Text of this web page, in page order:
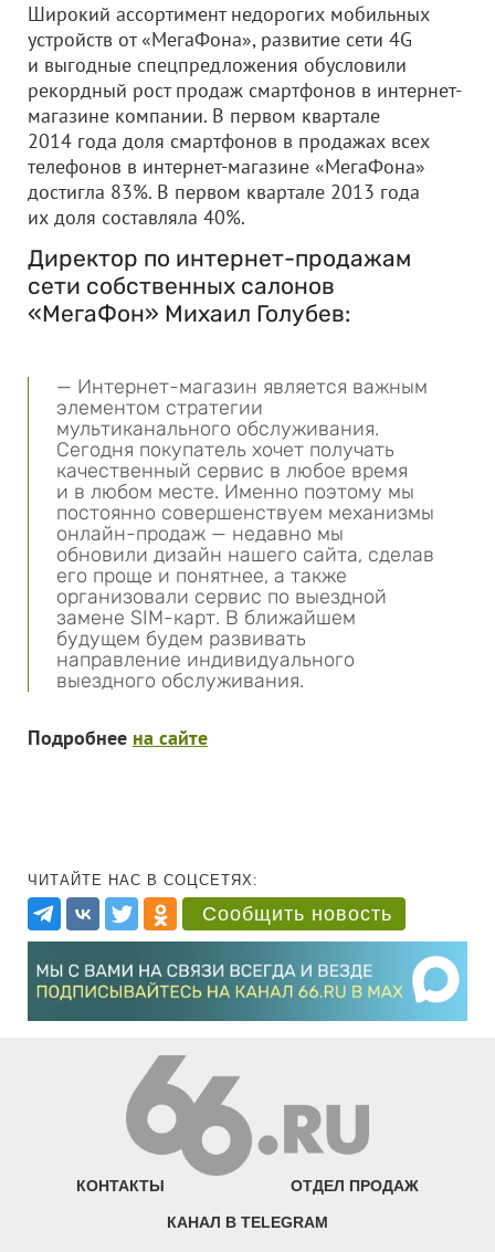
Широкий ассортимент недорогих мобильных
устройств от «МегаФона», развитие сети 4G
и выгодные спецпредложения обусловили
рекордный рост продаж смартфонов в интернет-
магазине компании. В первом квартале
2014 года доля смартфонов в продажах всех
телефонов в интернет-магазине «МегаФона»
достигла 83%. В первом квартале 2013 года
их доля составляла 40%.
Директор по интернет-продажам
сети собственных салонов
«МегаФон» Михаил Голубев:
— Интернет-магазин является важным
элементом стратегии
мультиканального обслуживания.
Сегодня покупатель хочет получать
качественный сервис в любое время
и в любом месте. Именно поэтому мы
постоянно совершенствуем механизмы
онлайн-продаж — недавно мы
обновили дизайн нашего сайта, сделав
его проще и понятнее, а также
организовали сервис по выездной
замене SIM-карт. В ближайшем
будущем будем развивать
направление индивидуального
выездного обслуживания.
Подробнее на сайте
ЧИТАЙТЕ НАС В СОЦСЕТЯХ:
Сообщить новость
КОНТАКТЫ ОТДЕЛ ПРОДАЖ
КАНАЛ В TELEGRAM